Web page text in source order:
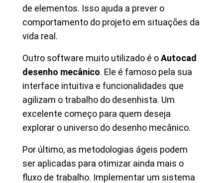
de elementos. Isso ajuda a prever o
comportamento do projeto em situações da
vida real.
Outro software muito utilizado é oAutocad
desenho mecânico. Ele é famoso pela sua
interface intuitiva e funcionalidades que
agilizam o trabalho do desenhista. Um
excelente começo para quem deseja
explorar o universo do desenho mecânico.
Por último, as metodologias ágeis podem
ser aplicadas para otimizar ainda mais o
fluxo de trabalho. Implementar um sistema